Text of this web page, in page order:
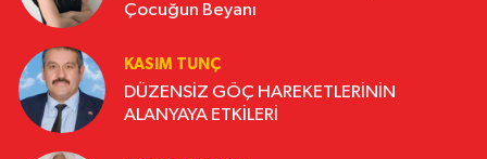
Çocuğun Beyanı
KASIM TUNÇ
DÜZENSİZ GÖÇ HAREKETLERİNİN
ALANYAYA ETKİLERİ